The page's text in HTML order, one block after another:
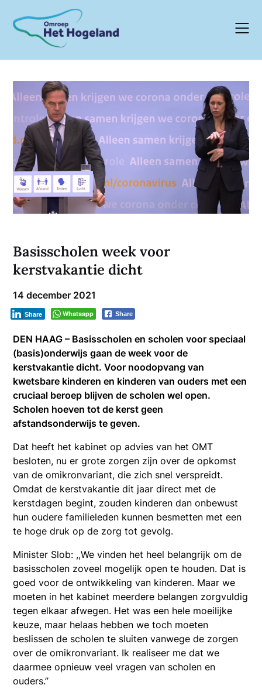
content
Basisscholen week voor
kerstvakantie dicht
14 december 2021
Whatsapp Share
Share
DEN HAAG – Basisscholen en scholen voor speciaal
(basis)onderwijs gaan de week voor de
kerstvakantie dicht. Voor noodopvang van
kwetsbare kinderen en kinderen van ouders met een
cruciaal beroep blijven de scholen wel open.
Scholen hoeven tot de kerst geen
afstandsonderwijs te geven.
Dat heeft het kabinet op advies van het OMT
besloten, nu er grote zorgen zijn over de opkomst
van de omikronvariant, die zich snel verspreidt.
Omdat de kerstvakantie dit jaar direct met de
kerstdagen begint, zouden kinderen dan onbewust
hun oudere familieleden kunnen besmetten met een
te hoge druk op de zorg tot gevolg.
Minister Slob: ,,We vinden het heel belangrijk om de
basisscholen zoveel mogelijk open te houden. Dat is
goed voor de ontwikkeling van kinderen. Maar we
moeten in het kabinet meerdere belangen zorgvuldig
tegen elkaar afwegen. Het was een hele moeilijke
keuze, maar helaas hebben we toch moeten
beslissen de scholen te sluiten vanwege de zorgen
over de omikronvariant. Ik realiseer me dat we
daarmee opnieuw veel vragen van scholen en
ouders.’’